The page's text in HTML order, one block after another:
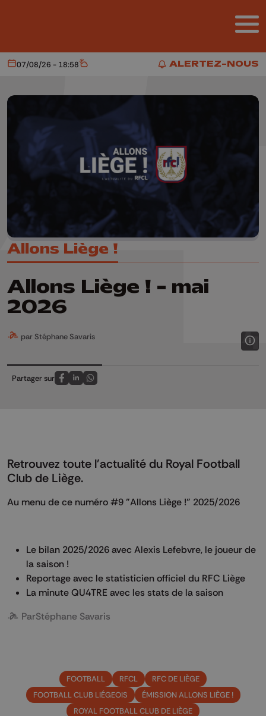
ALERTEZ-NOUS
ALERTEZ-NOUS
Aujourd'hui
07/08/26 - 18:58 Météo
Allons Liège !
Allons Liège ! - mai
2026
par Stéphane Savaris
Partager sur
Partagez sur FaceBook
Partagez sur LinkedIn
Partagez sur Whatsapp
Retrouvez toute l'actualité du Royal Football
Club de Liège.
Au menu de ce numéro #9 "Allons Liège !" 2025/2026
Le bilan 2025/2026 avec Alexis Lefebvre, le joueur de
la saison !
Reportage avec le statisticien officiel du RFC Liège
La minute QU4TRE avec les stats de la saison
ParStéphane Savaris
FOOTBALL RFCL
RFC DE LIÈGE
FOOTBALL CLUB LIÉGEOIS
ÉMISSION ALLONS LIÈGE !
ROYAL FOOTBALL CLUB DE LIÈGE